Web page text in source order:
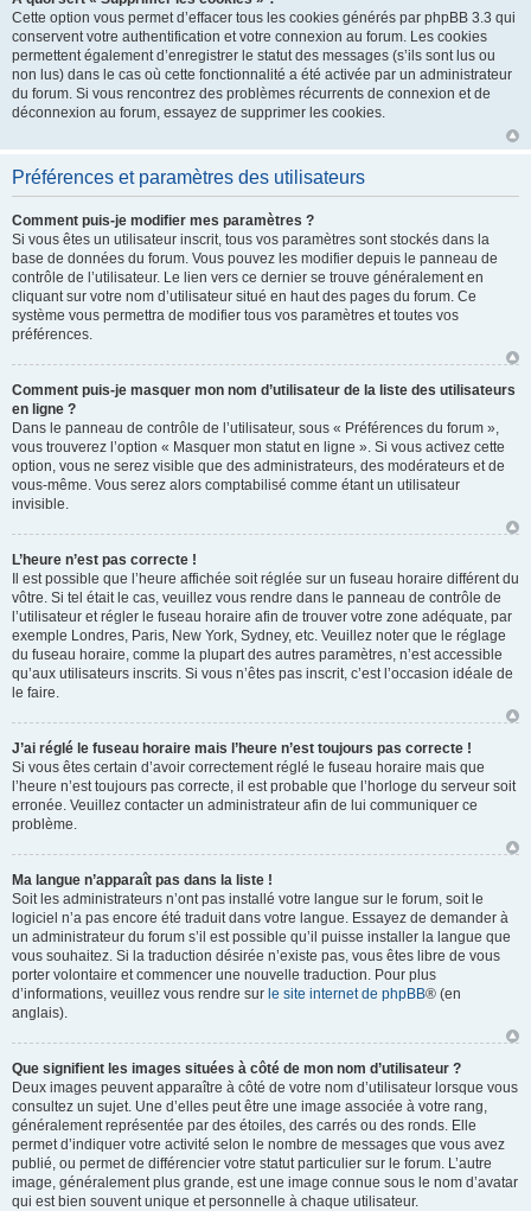
Cette option vous permet d’effacer tous les cookies générés par phpBB 3.3 qui
conservent votre authentification et votre connexion au forum. Les cookies
permettent également d’enregistrer le statut des messages (s’ils sont lus ou
non lus) dans le cas où cette fonctionnalité a été activée par un administrateur
du forum. Si vous rencontrez des problèmes récurrents de connexion et de
déconnexion au forum, essayez de supprimer les cookies.
Préférences et paramètres des utilisateurs
Comment puis-je modifier mes paramètres ?
Si vous êtes un utilisateur inscrit, tous vos paramètres sont stockés dans la
base de données du forum. Vous pouvez les modifier depuis le panneau de
contrôle de l’utilisateur. Le lien vers ce dernier se trouve généralement en
cliquant sur votre nom d’utilisateur situé en haut des pages du forum. Ce
système vous permettra de modifier tous vos paramètres et toutes vos
préférences.
Comment puis-je masquer mon nom d’utilisateur de la liste des utilisateurs
en ligne ?
Dans le panneau de contrôle de l’utilisateur, sous « Préférences du forum »,
vous trouverez l’option « Masquer mon statut en ligne ». Si vous activez cette
option, vous ne serez visible que des administrateurs, des modérateurs et de
vous-même. Vous serez alors comptabilisé comme étant un utilisateur
invisible.
L’heure n’est pas correcte !
Il est possible que l’heure affichée soit réglée sur un fuseau horaire différent du
vôtre. Si tel était le cas, veuillez vous rendre dans le panneau de contrôle de
l’utilisateur et régler le fuseau horaire afin de trouver votre zone adéquate, par
exemple Londres, Paris, New York, Sydney, etc. Veuillez noter que le réglage
du fuseau horaire, comme la plupart des autres paramètres, n’est accessible
qu’aux utilisateurs inscrits. Si vous n’êtes pas inscrit, c’est l’occasion idéale de
le faire.
J’ai réglé le fuseau horaire mais l’heure n’est toujours pas correcte !
Si vous êtes certain d’avoir correctement réglé le fuseau horaire mais que
l’heure n’est toujours pas correcte, il est probable que l’horloge du serveur soit
erronée. Veuillez contacter un administrateur afin de lui communiquer ce
problème.
Ma langue n’apparaît pas dans la liste !
Soit les administrateurs n’ont pas installé votre langue sur le forum, soit le
logiciel n’a pas encore été traduit dans votre langue. Essayez de demander à
un administrateur du forum s’il est possible qu’il puisse installer la langue que
vous souhaitez. Si la traduction désirée n’existe pas, vous êtes libre de vous
porter volontaire et commencer une nouvelle traduction. Pour plus
d’informations, veuillez vous rendre sur le site internet de phpBB® (en
anglais).
Que signifient les images situées à côté de mon nom d’utilisateur ?
Deux images peuvent apparaître à côté de votre nom d’utilisateur lorsque vous
consultez un sujet. Une d’elles peut être une image associée à votre rang,
généralement représentée par des étoiles, des carrés ou des ronds. Elle
permet d’indiquer votre activité selon le nombre de messages que vous avez
publié, ou permet de différencier votre statut particulier sur le forum. L’autre
image, généralement plus grande, est une image connue sous le nom d’avatar
qui est bien souvent unique et personnelle à chaque utilisateur.